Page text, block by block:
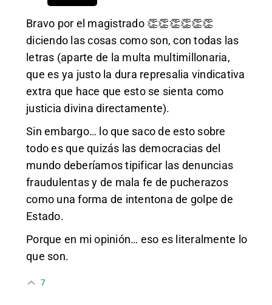
Bravo por el magistrado 👏👏👏👏👏👏
diciendo las cosas como son, con todas las
letras (aparte de la multa multimillonaria,
que es ya justo la dura represalia vindicativa
extra que hace que esto se sienta como
justicia divina directamente).
Sin embargo… lo que saco de esto sobre
todo es que quizás las democracias del
mundo deberíamos tipificar las denuncias
fraudulentas y de mala fe de pucherazos
como una forma de intentona de golpe de
Estado.
Porque en mi opinión… eso es literalmente lo
que son.
7